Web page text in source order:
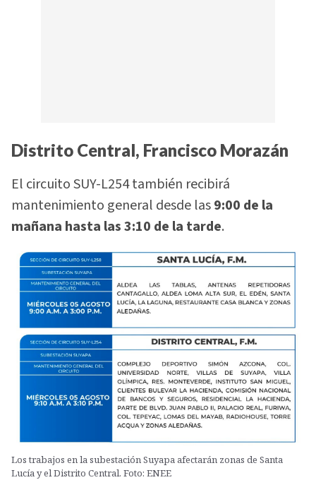
Distrito Central, Francisco Morazán
El circuito SUY-L254 también recibirá
mantenimiento general desde las9:00 de la
mañana hasta las 3:10 de la tarde.
Los trabajos en la subestación Suyapa afectarán zonas de Santa
Lucía y el Distrito Central. Foto: ENEE